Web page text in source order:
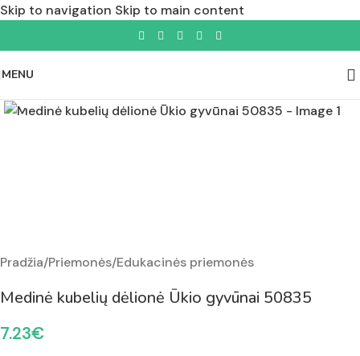
Skip to navigation Skip to main content
MENU
Pradžia/Priemonės/Edukacinės priemonės
Medinė kubelių dėlionė Ūkio gyvūnai 50835
7.23€